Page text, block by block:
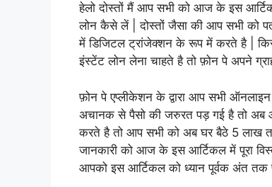
हेलो दोस्तों मैं आप सभी को आज के इस
लोन कैसे लें | दोस्तों जैसा की आप सभी को
में डिजिटल ट्रांजेक्शन के रूप में करते है |
इंस्टेंट लोन लेना चाहते है तो फ़ोन पे अपने
फ़ोन पे एप्लीकेशन के द्वारा आप सभी
अचानक से पैसो की जरुरत पड़ गई है तो अब
करते है तो आप सभी को अब घर बैठे 5 लाख
जानकारी को आज के इस आर्टिकल में पूरा
आपको इस आर्टिकल को ध्यान पूर्वक अंत तक